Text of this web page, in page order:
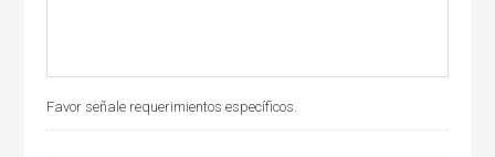
Favor señale requerimientos específicos.